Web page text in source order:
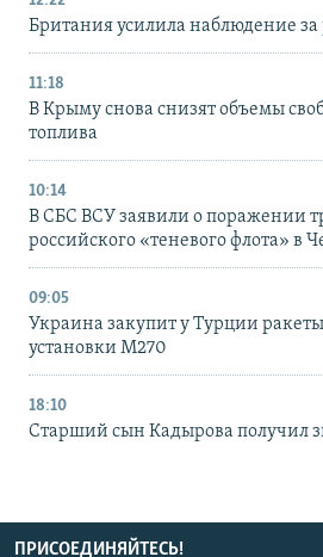
Британия усилила наблюдение
11:18
В Крыму снова снизят объемы
топлива
10:14
В СБС ВСУ заявили о поражении
российского «теневого флота» в
09:05
Украина закупит у Турции
установки M270
18:10
Старший сын Кадырова получил
ПРИСОЕДИНЯЙТЕСЬ!